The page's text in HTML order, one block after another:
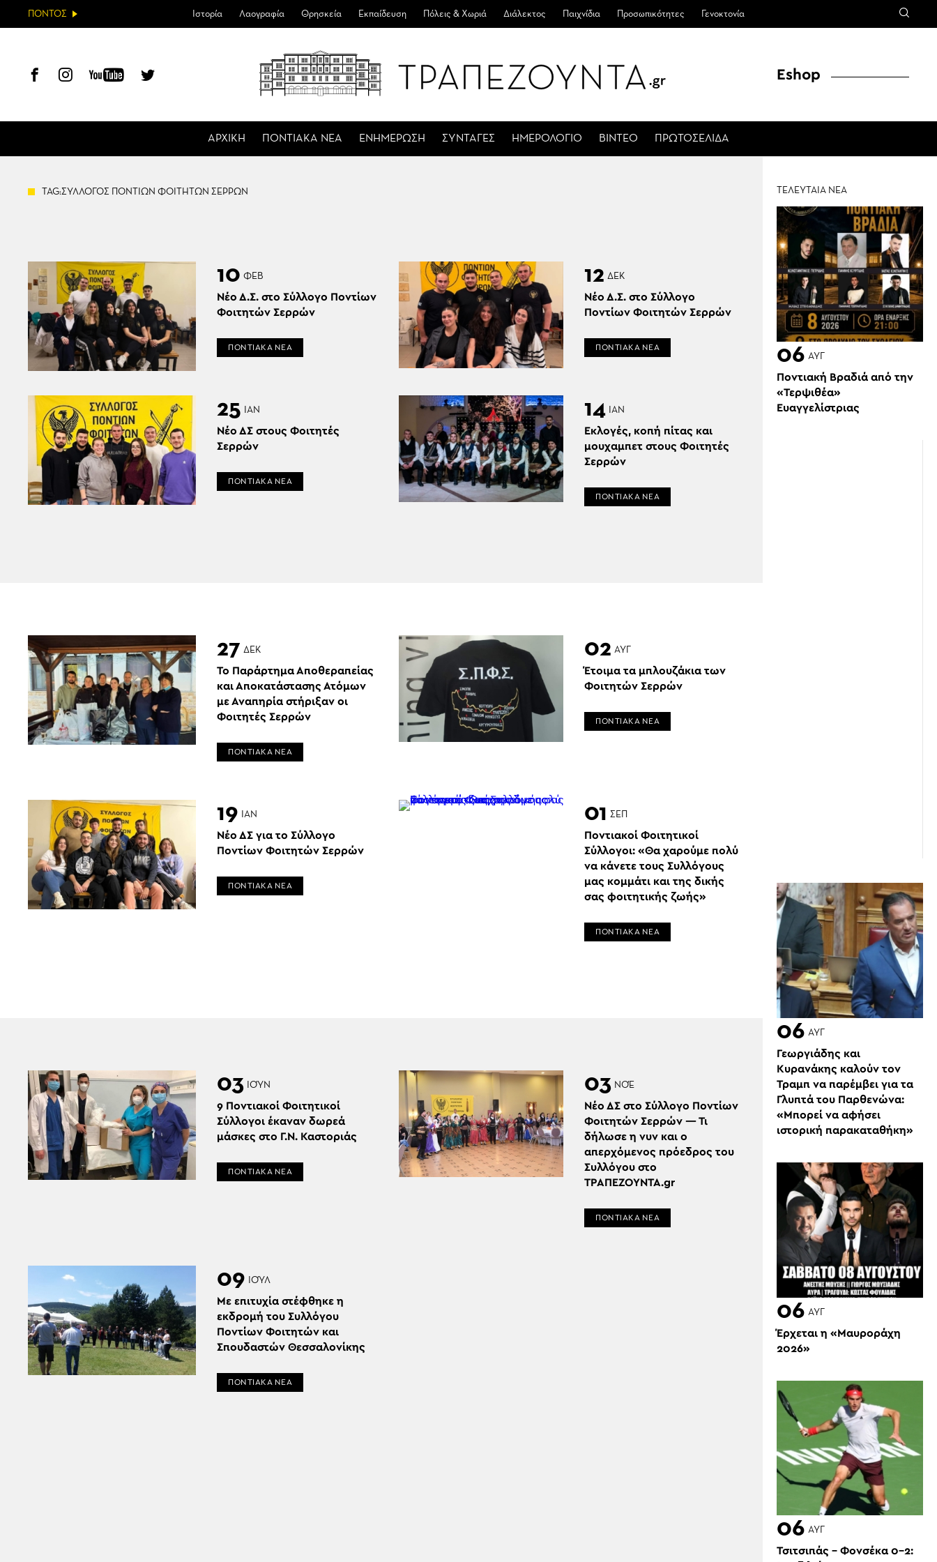
ΠΟΝΤΟΣ Ιστορία Λαογραφία Θρησκεία Εκπαίδευση Πόλεις & Χωριά Διάλεκτος Παιχνίδια Προσωπικότητες Γενοκτονία
ΑΡΧΙΚΗ ΠΟΝΤΙΑΚΑ ΝΕΑ ΕΝΗΜΕΡΩΣΗ ΣΥΝΤΑΓΕΣ ΗΜΕΡΟΛΟΓΙΟ ΒΙΝΤΕΟ ΠΡΩΤΟΣΕΛΙΔΑ
Eshop
TAG:ΣΥΛΛΟΓΟΣ ΠΟΝΤΙΩΝ ΦΟΙΤΗΤΩΝ ΣΕΡΡΩΝ
10 ΦΕΒ
Νέο Δ.Σ. στο Σύλλογο Ποντίων
Φοιτητών Σερρών
ΠΟΝΤΙΑΚΑ ΝΕΑ
12 ΔΕΚ
Νέο Δ.Σ. στο Σύλλογο
Ποντίων Φοιτητών Σερρών
ΠΟΝΤΙΑΚΑ ΝΕΑ
25 ΙΑΝ
Νέο ΔΣ στους Φοιτητές
Σερρών
ΠΟΝΤΙΑΚΑ ΝΕΑ
14 ΙΑΝ
Εκλογές, κοπή πίτας και
μουχαμπετ στους Φοιτητές
Σερρών
ΠΟΝΤΙΑΚΑ ΝΕΑ
27 ΔΕΚ
Το Παράρτημα Αποθεραπείας
και Αποκατάστασης Ατόμων
με Αναπηρία στήριξαν οι
Φοιτητές Σερρών
ΠΟΝΤΙΑΚΑ ΝΕΑ
02 ΑΥΓ
Έτοιμα τα μπλουζάκια των
Φοιτητών Σερρών
ΠΟΝΤΙΑΚΑ ΝΕΑ
19 ΙΑΝ
Νέο ΔΣ για το Σύλλογο
Ποντίων Φοιτητών Σερρών
ΠΟΝΤΙΑΚΑ ΝΕΑ
01 ΣΕΠ
Ποντιακοί Φοιτητικοί
Σύλλογοι: «Θα χαρούμε πολύ
να κάνετε τους Συλλόγους
μας κομμάτι και της δικής
σας φοιτητικής ζωής»
ΠΟΝΤΙΑΚΑ ΝΕΑ
03 ΙΟΎΝ
9 Ποντιακοί Φοιτητικοί
Σύλλογοι έκαναν δωρεά
μάσκες στο Γ.Ν. Καστοριάς
ΠΟΝΤΙΑΚΑ ΝΕΑ
03 ΝΟΈ
Νέο ΔΣ στο Σύλλογο Ποντίων
Φοιτητών Σερρών — Τι
δήλωσε η νυν και ο
απερχόμενος πρόεδρος του
Συλλόγου στο
ΤΡΑΠΕΖΟΥΝΤΑ.gr
ΠΟΝΤΙΑΚΑ ΝΕΑ
09 ΙΟΎΛ
Με επιτυχία στέφθηκε η
εκδρομή του Συλλόγου
Ποντίων Φοιτητών και
Σπουδαστών Θεσσαλονίκης
ΠΟΝΤΙΑΚΑ ΝΕΑ
ΤΕΛΕΥΤΑΙΑ ΝΕΑ
06 ΑΥΓ
Ποντιακή Βραδιά από την
«Τερψιθέα»
Ευαγγελίστριας
06 ΑΥΓ
Γεωργιάδης και
Κυρανάκης καλούν τον
Τραμπ να παρέμβει για τα
Γλυπτά του Παρθενώνα:
«Μπορεί να αφήσει
ιστορική παρακαταθήκη»
06 ΑΥΓ
Έρχεται η «Μαυροράχη
2026»
06 ΑΥΓ
Τσιτσιπάς – Φονσέκα 0-2: